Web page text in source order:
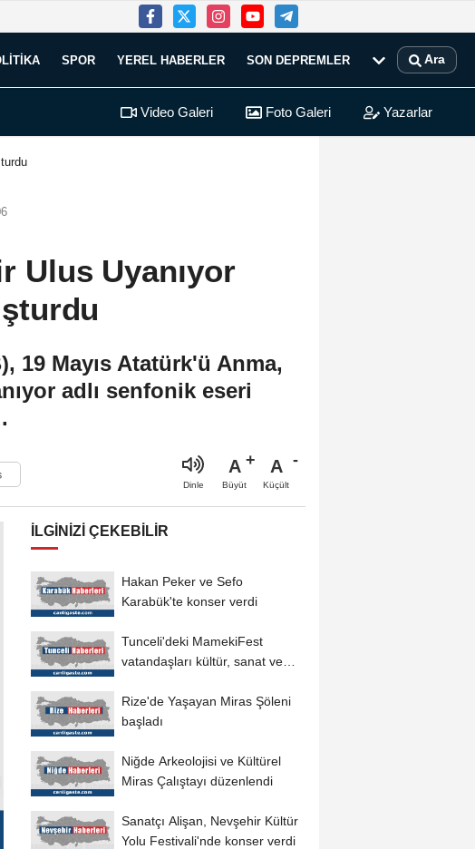
SPOR YEREL HABERLER SON DEPREMLER Ara
Video Galeri Foto Galeri Yazarlar
Ulus Uyanıyor
19 Mayıs Atatürk'ü Anma,
adlı senfonik eseri
Dinle
A
Büyüt
A
Küçült
İLGINIZI ÇEKEBILIR
Hakan Peker ve Sefo
Karabük'te konser verdi
Tunceli'deki MamekiFest
vatandaşları kültür, sanat ve
Rize'de Yaşayan Miras Şöleni
başladı
Niğde Arkeolojisi ve Kültürel
Miras Çalıştayı düzenlendi
Sanatçı Alişan, Nevşehir Kültür
Yolu Festivali'nde konser verdi